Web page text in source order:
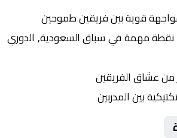
قوية بين فريقين طموحين
مهمة في سباق السعودية, الدوري
من عشاق الفريقين
بين المدربين